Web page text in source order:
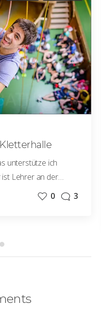
unterstütze ich
ist Lehrer an der…
0 3